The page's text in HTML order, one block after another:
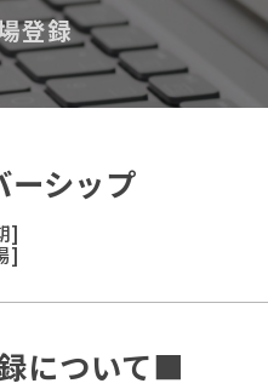
登録
ーシップ
]
]
について■